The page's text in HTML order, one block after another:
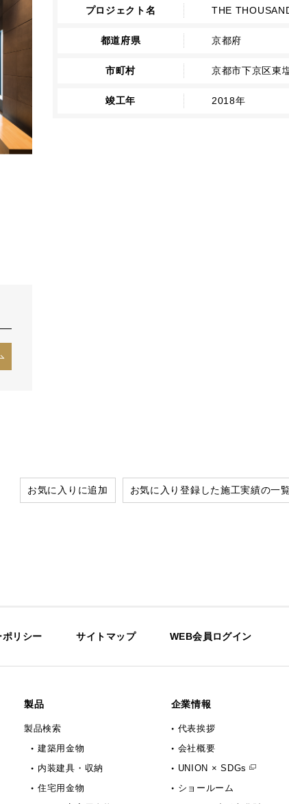
プロジェクト名 THE
都道府県 京都府
市町村 京都市下京区東
竣工年 2018年
お気に入りに追加 お気に入り登録した施工実績の一
ポリシー サイトマップ WEB会員ログイン
製品
製品検索
建築用金物
内装建具・収納
住宅用金物
企業情報
代表挨拶
会社概要
UNION × SDGs
ショールーム